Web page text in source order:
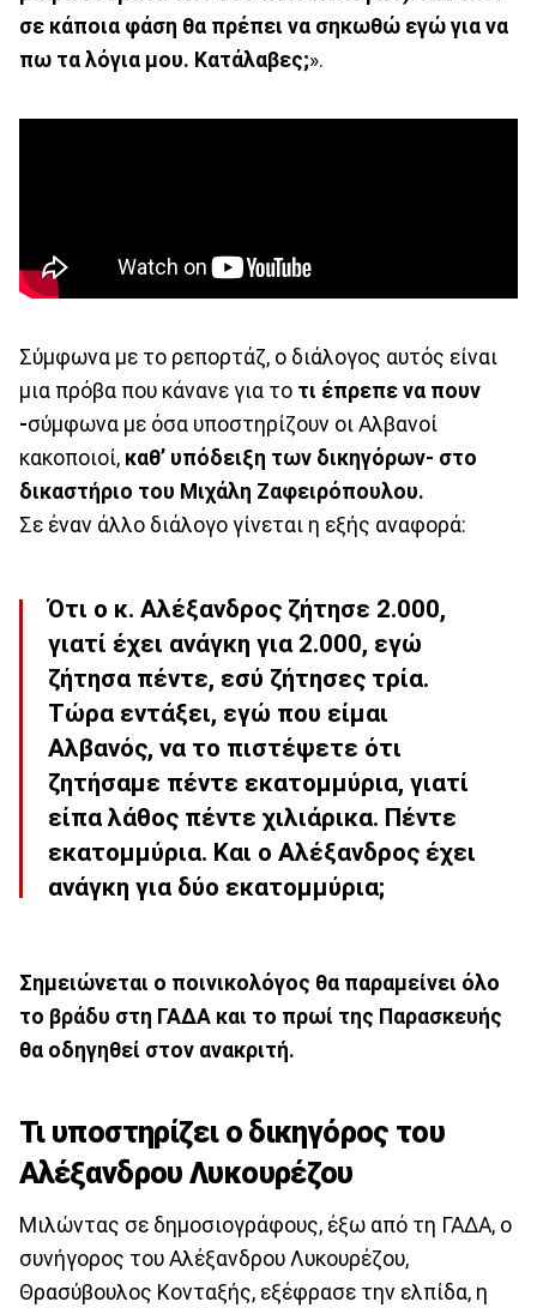
σε κάποια φάση θα πρέπει να σηκωθώ εγώ για να
πω τα λόγια μου. Κατάλαβες;».
Σύμφωνα με το ρεπορτάζ, ο διάλογος αυτός είναι
μια πρόβα που κάνανε για το τι έπρεπε να πουν
-σύμφωνα με όσα υποστηρίζουν οι Αλβανοί
κακοποιοί, καθ’ υπόδειξη των δικηγόρων- στο
δικαστήριο του Μιχάλη Ζαφειρόπουλου.
Σε έναν άλλο διάλογο γίνεται η εξής αναφορά:
Ότι ο κ. Αλέξανδρος ζήτησε 2.000,
γιατί έχει ανάγκη για 2.000, εγώ
ζήτησα πέντε, εσύ ζήτησες τρία.
Τώρα εντάξει, εγώ που είμαι
Αλβανός, να το πιστέψετε ότι
ζητήσαμε πέντε εκατομμύρια, γιατί
είπα λάθος πέντε χιλιάρικα. Πέντε
εκατομμύρια. Και ο Αλέξανδρος έχει
ανάγκη για δύο εκατομμύρια;
Σημειώνεται ο ποινικολόγος θα παραμείνει όλο
το βράδυ στη ΓΑΔΑ και το πρωί της Παρασκευής
θα οδηγηθεί στον ανακριτή.
Τι υποστηρίζει ο δικηγόρος του
Αλέξανδρου Λυκουρέζου
Μιλώντας σε δημοσιογράφους, έξω από τη ΓΑΔΑ, ο
συνήγορος του Αλέξανδρου Λυκουρέζου,
Θρασύβουλος Κονταξής, εξέφρασε την ελπίδα, η